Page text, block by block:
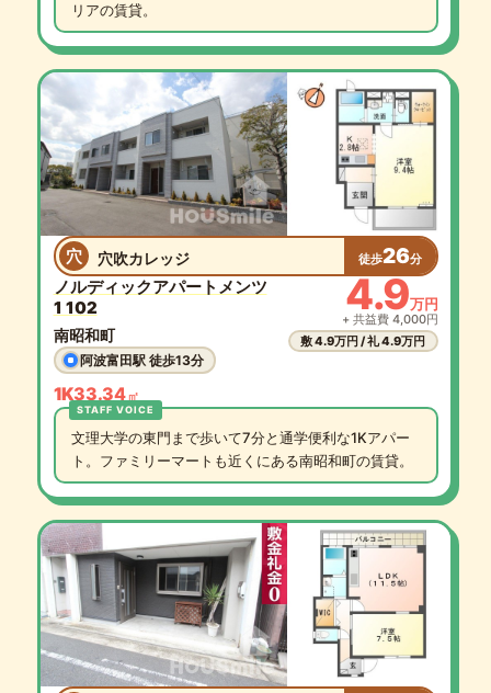
リアの賃貸。
穴 穴吹カレッジ 徒歩26分
ノルディックアパートメンツ
1 102
南昭和町
阿波富田駅 徒歩13分
1K33.34㎡
4.9万円
+ 共益費 4,000円
敷 4.9万円 / 礼 4.9万円
文理大学の東門まで歩いて7分と通学便利な1Kアパー
ト。ファミリーマートも近くにある南昭和町の賃貸。